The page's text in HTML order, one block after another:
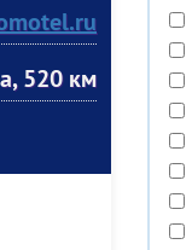
520 км